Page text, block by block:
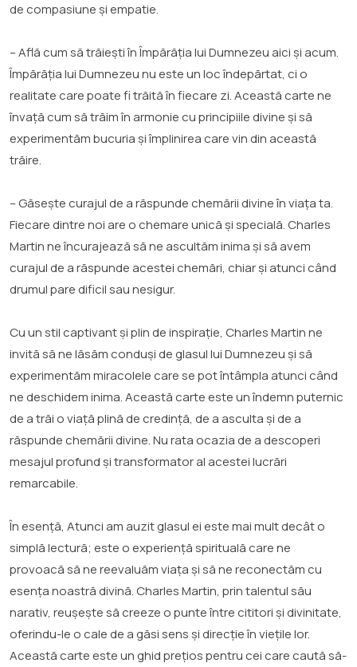
de compasiune și empatie.
– Află cum să trăiești în Împărăția lui Dumnezeu aici și acum.
Împărăția lui Dumnezeu nu este un loc îndepărtat, ci o
realitate care poate fi trăită în fiecare zi. Această carte ne
învață cum să trăim în armonie cu principiile divine și să
experimentăm bucuria și împlinirea care vin din această
trăire.
– Găsește curajul de a răspunde chemării divine în viața ta.
Fiecare dintre noi are o chemare unică și specială. Charles
Martin ne încurajează să ne ascultăm inima și să avem
curajul de a răspunde acestei chemări, chiar și atunci când
drumul pare dificil sau nesigur.
Cu un stil captivant și plin de inspirație, Charles Martin ne
invită să ne lăsăm conduși de glasul lui Dumnezeu și să
experimentăm miracolele care se pot întâmpla atunci când
ne deschidem inima. Această carte este un îndemn puternic
de a trăi o viață plină de credință, de a asculta și de a
răspunde chemării divine. Nu rata ocazia de a descoperi
mesajul profund și transformator al acestei lucrări
remarcabile.
În esență, Atunci am auzit glasul ei este mai mult decât o
simplă lectură; este o experiență spirituală care ne
provoacă să ne reevaluăm viața și să ne reconectăm cu
esența noastră divină. Charles Martin, prin talentul său
narativ, reușește să creeze o punte între cititori și divinitate,
oferindu-le o cale de a găsi sens și direcție în viețile lor.
Această carte este un ghid prețios pentru cei care caută să-